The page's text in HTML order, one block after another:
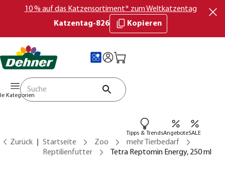
10 % auf das Katzensortiment* zum Weltkatzentag
Katzentag-826
Kopieren
Kategorien
Tipps & TrendsAngeboteSALE
Zurück Startseite Zoo
mehr Tierbedarf
Reptilienfutter
Tetra Reptomin Energy, 250 ml